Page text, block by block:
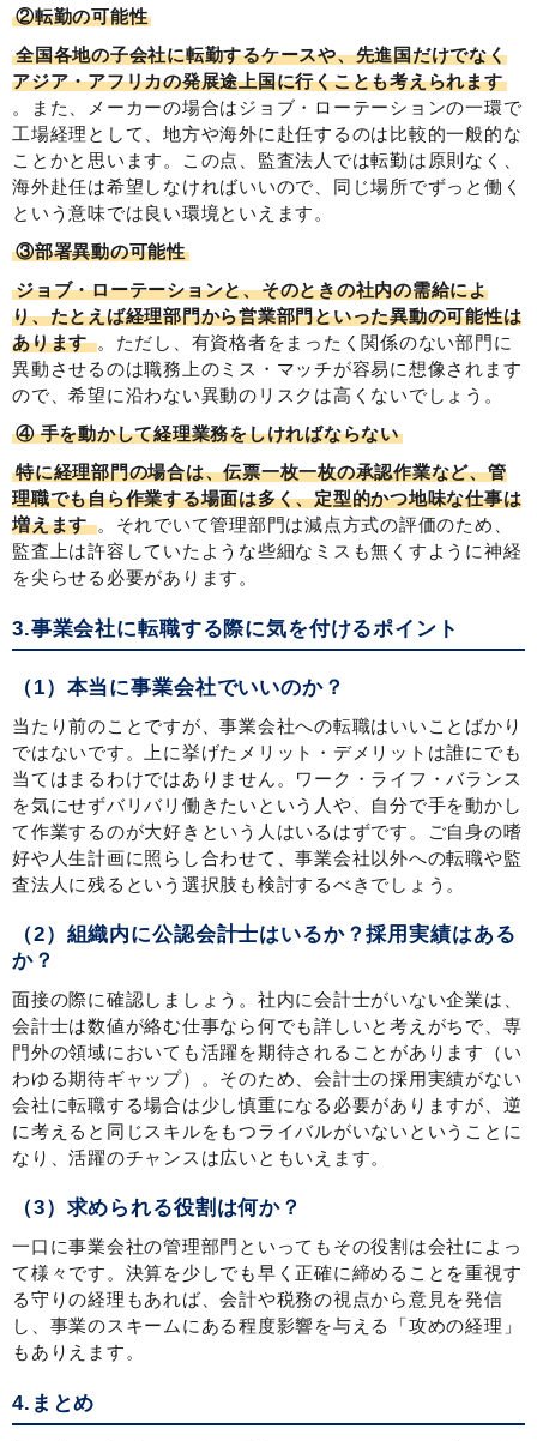
②転勤の可能性
全国各地の子会社に転勤するケースや、先進国だけでなく
アジア・アフリカの発展途上国に行くことも考えられます
。また、メーカーの場合はジョブ・ローテーションの一環で
工場経理として、地方や海外に赴任するのは比較的一般的な
ことかと思います。この点、監査法人では転勤は原則なく、
海外赴任は希望しなければいいので、同じ場所でずっと働く
という意味では良い環境といえます。
③部署異動の可能性
ジョブ・ローテーションと、そのときの社内の需給によ
り、たとえば経理部門から営業部門といった異動の可能性は
あります。ただし、有資格者をまったく関係のない部門に
異動させるのは職務上のミス・マッチが容易に想像されます
ので、希望に沿わない異動のリスクは高くないでしょう。
④ 手を動かして経理業務をしければならない
特に経理部門の場合は、伝票一枚一枚の承認作業など、管
理職でも自ら作業する場面は多く、定型的かつ地味な仕事は
増えます。それでいて管理部門は減点方式の評価のため、
監査上は許容していたような些細なミスも無くすように神経
を尖らせる必要があります。
3.事業会社に転職する際に気を付けるポイント
（1）本当に事業会社でいいのか？
当たり前のことですが、事業会社への転職はいいことばかり
ではないです。上に挙げたメリット・デメリットは誰にでも
当てはまるわけではありません。ワーク・ライフ・バランス
を気にせずバリバリ働きたいという人や、自分で手を動かし
て作業するのが大好きという人はいるはずです。ご自身の嗜
好や人生計画に照らし合わせて、事業会社以外への転職や監
査法人に残るという選択肢も検討するべきでしょう。
（2）組織内に公認会計士はいるか？採用実績はある
か？
面接の際に確認しましょう。社内に会計士がいない企業は、
会計士は数値が絡む仕事なら何でも詳しいと考えがちで、専
門外の領域においても活躍を期待されることがあります（い
わゆる期待ギャップ）。そのため、会計士の採用実績がない
会社に転職する場合は少し慎重になる必要がありますが、逆
に考えると同じスキルをもつライバルがいないということに
なり、活躍のチャンスは広いともいえます。
（3）求められる役割は何か？
一口に事業会社の管理部門といってもその役割は会社によっ
て様々です。決算を少しでも早く正確に締めることを重視す
る守りの経理もあれば、会計や税務の視点から意見を発信
し、事業のスキームにある程度影響を与える「攻めの経理」
もありえます。
4.まとめ